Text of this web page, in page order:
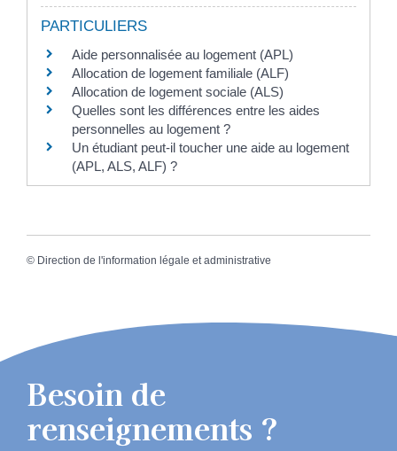
PARTICULIERS
Aide personnalisée au logement (APL)
Allocation de logement familiale (ALF)
Allocation de logement sociale (ALS)
Quelles sont les différences entre les aides
personnelles au logement ?
Un étudiant peut-il toucher une aide au logement
(APL, ALS, ALF) ?
© Direction de l'information légale et administrative
Besoin de
renseignements ?